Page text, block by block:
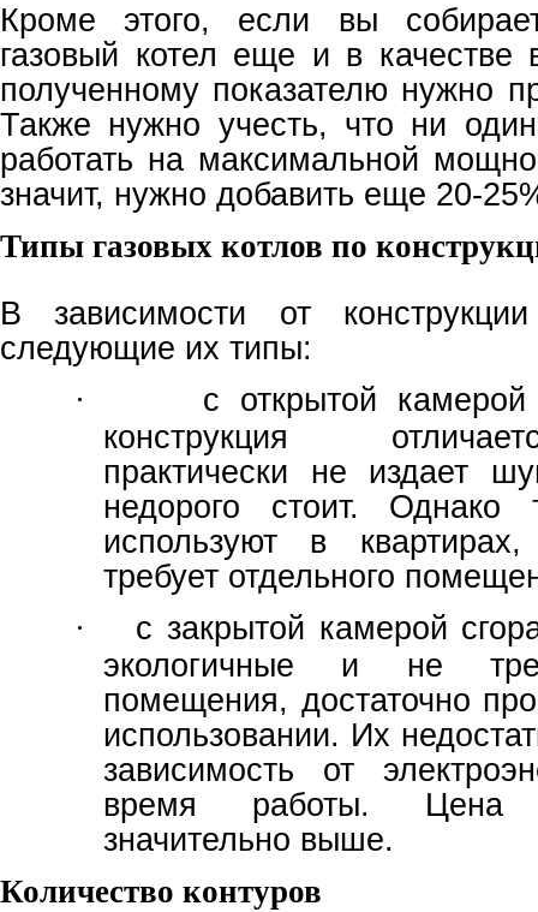
Кроме этого, если вы
газовый котел еще и в качестве
полученному показателю нужно
Также нужно учесть, что ни
работать на максимальной
значит, нужно добавить еще 20-
Типы газовых котлов по
В зависимости от
следующие их типы:
·
с открытой
конструкция
практически не издает
недорого стоит.
используют в
требует отдельного
·
с закрытой камерой
экологичные и не
помещения, достаточно
использовании. Их
зависимость от
время работы. Цена
значительно выше.
Количество контуров